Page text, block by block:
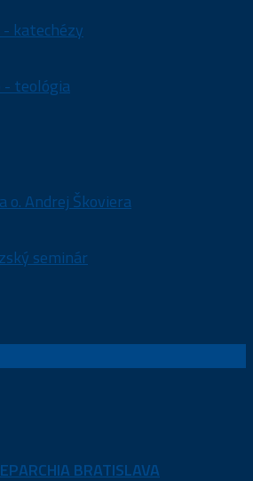
- katechézy
- teológia
o. Andrej Škoviera
seminár
BRATISLAVA